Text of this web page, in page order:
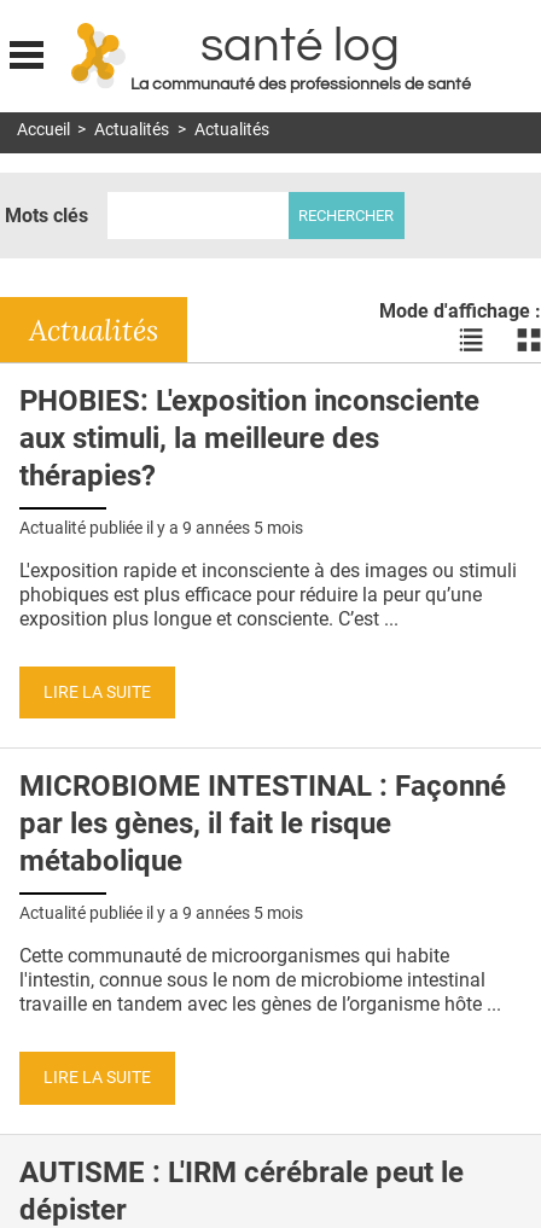
Jump to navigation
santé log
La communauté des professionnels de santé
MON COMPTE
DOSSIERS
RÉSEAUX
E-REVUE SAD
L'APP
PUBLICITÉ
CONTACT
Accueil > Actualités > Actualités
Mots clés
Mode d'affichage :
Voir
les
en
les
Actualités
PHOBIES: L'exposition inconsciente
aux stimuli, la meilleure des
thérapies?
Actualité publiée il y a 9 années 5 mois
L'exposition rapide et inconsciente à des images ou stimuli
phobiques est plus efficace pour réduire la peur qu’une
exposition plus longue et consciente. C’est ...
LIRE LA SUITE
MICROBIOME INTESTINAL : Façonné
par les gènes, il fait le risque
métabolique
Actualité publiée il y a 9 années 5 mois
Cette communauté de microorganismes qui habite
l'intestin, connue sous le nom de microbiome intestinal
travaille en tandem avec les gènes de l’organisme hôte ...
LIRE LA SUITE
AUTISME : L'IRM cérébrale peut le
dépister